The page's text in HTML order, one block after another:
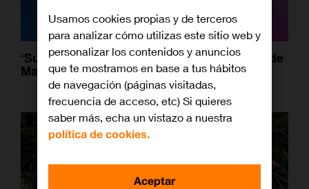
‘Super Mario Galaxy: La Película’: el salto de
Mario al espacio
Usamos cookies propias y de terceros
para analizar cómo utilizas este sitio web y
personalizar los contenidos y anuncios
que te mostramos en base a tus hábitos
de navegación (páginas visitadas,
frecuencia de acceso, etc) Si quieres
saber más, echa un vistazo a nuestra
política de cookies.
Aceptar